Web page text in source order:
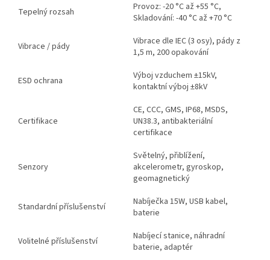
Tepelný rozsah
Provoz: -20 °C až +55 °C,
Skladování: -40 °C až +70 °C
Vibrace / pády
Vibrace dle IEC (3 osy), pády z
1,5 m, 200 opakování
ESD ochrana
Výboj vzduchem ±15kV,
kontaktní výboj ±8kV
Certifikace
CE, CCC, GMS, IP68, MSDS,
UN38.3, antibakteriální
certifikace
Senzory
Světelný, přiblížení,
akcelerometr, gyroskop,
geomagnetický
Standardní příslušenství
Nabíječka 15W, USB kabel,
baterie
Volitelné příslušenství
Nabíjecí stanice, náhradní
baterie, adaptér